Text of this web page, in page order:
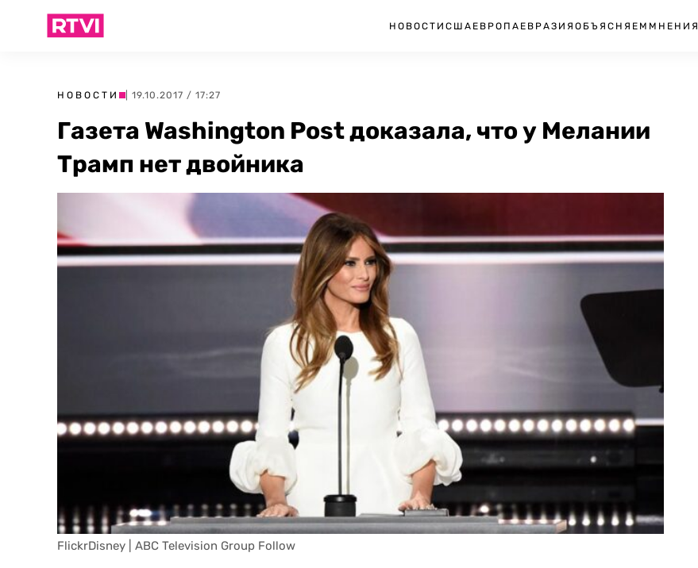
НОВОСТИ США ЕВРОПА ЕВРАЗИЯ ОБЪЯСНЯЕМ МНЕНИЯ
НОВОСТИ | 19.10.2017 / 17:27
Газета Washington Post доказала, что у Мелании
Трамп нет двойника
FlickrDisney | ABC Television Group Follow